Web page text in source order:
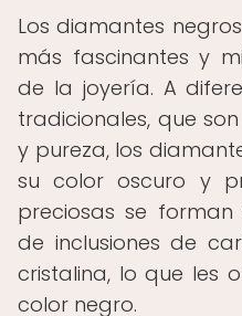
Los diamantes
más fascinantes y
de la joyería. A
tradicionales, que
y pureza, los
su color oscuro y
preciosas se
de inclusiones de
cristalina, lo que les
color negro.